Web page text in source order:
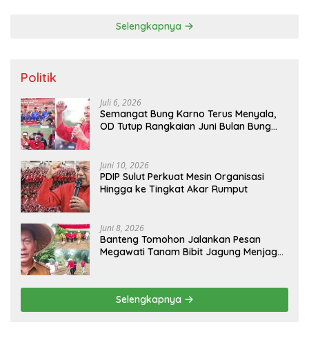
Selengkapnya
Politik
Juli 6, 2026
Semangat Bung Karno Terus Menyala,
OD Tutup Rangkaian Juni Bulan Bung
Juni 10, 2026
PDIP Sulut Perkuat Mesin Organisasi
Hingga ke Tingkat Akar Rumput
Juni 8, 2026
Banteng Tomohon Jalankan Pesan
Megawati Tanam Bibit Jagung Menjaga
Selengkapnya